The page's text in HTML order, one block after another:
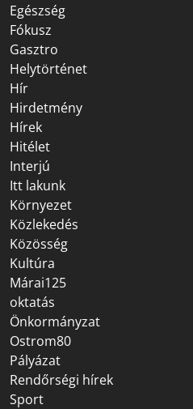
Egészség
Fókusz
Gasztro
Helytörténet
Hír
Hirdetmény
Hírek
Hitélet
Interjú
Itt lakunk
Környezet
Közlekedés
Közösség
Kultúra
Márai125
oktatás
Önkormányzat
Ostrom80
Pályázat
Rendőrségi hírek
Sport